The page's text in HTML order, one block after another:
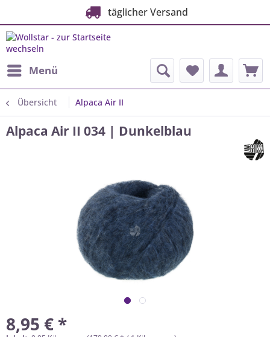
täglicher Versand
Menü
Übersicht Alpaca Air II
Alpaca Air II 034 | Dunkelblau
8,95 € *